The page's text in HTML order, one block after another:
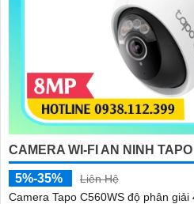
CAMERA WI-FI AN NINH
5%-35%
Liên Hệ
Camera Tapo C560WS độ phân